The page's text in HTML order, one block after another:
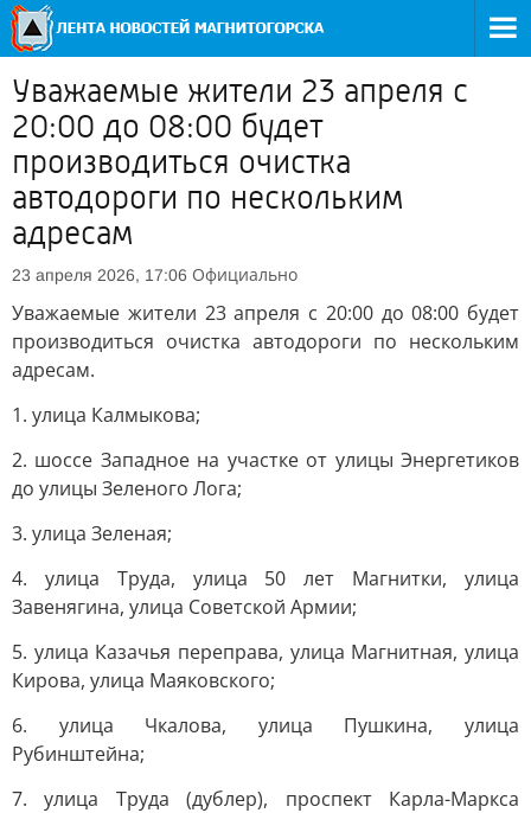
Уважаемые жители 23 апреля с
20:00 до 08:00 будет
производиться очистка
автодороги по нескольким
адресам
23 апреля 2026, 17:06 Официально
Уважаемые жители 23 апреля с 20:00 до 08:00 будет
производиться очистка автодороги по нескольким
адресам.
1. улица Калмыкова;
2. шоссе Западное на участке от улицы Энергетиков
до улицы Зеленого Лога;
3. улица Зеленая;
4. улица Труда, улица 50 лет Магнитки, улица
Завенягина, улица Советской Армии;
5. улица Казачья переправа, улица Магнитная, улица
Кирова, улица Маяковского;
6. улица Чкалова, улица Пушкина, улица
Рубинштейна;
7. улица Труда (дублер), проспект Карла-Маркса